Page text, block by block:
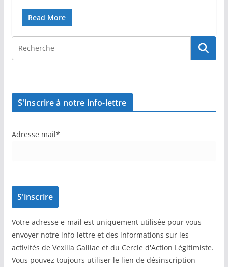
Read More
S'inscrire à notre info-lettre
Adresse mail*
Votre adresse e-mail est uniquement utilisée pour vous
envoyer notre info-lettre et des informations sur les
activités de Vexilla Galliae et du Cercle d'Action Légitimiste.
Vous pouvez toujours utiliser le lien de désinscription